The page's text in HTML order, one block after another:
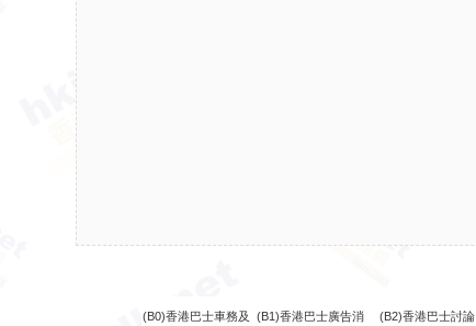
(B0)香港巴士車務及
(B1)香港巴士廣告消
(B2)香港巴士討論